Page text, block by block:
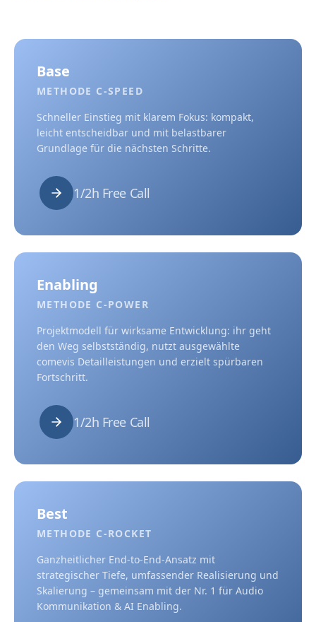
Base
METHODE C-SPEED
Schneller Einstieg mit klarem Fokus: kompakt,
leicht entscheidbar und mit belastbarer
Grundlage für die nächsten Schritte.
1/2h Free Call
Enabling
METHODE C-POWER
Projektmodell für wirksame Entwicklung: ihr geht
den Weg selbstständig, nutzt ausgewählte
comevis Detailleistungen und erzielt spürbaren
Fortschritt.
1/2h Free Call
Best
METHODE C-ROCKET
Ganzheitlicher End-to-End-Ansatz mit
strategischer Tiefe, umfassender Realisierung und
Skalierung – gemeinsam mit der Nr. 1 für Audio
Kommunikation & AI Enabling.